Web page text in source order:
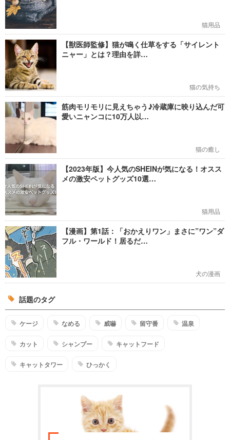
猫用品
【獣医師監修】猫が鳴く仕草をする「サイレント
ニャー」とは？理由を詳…
猫の気持ち
筋肉モリモリに見えちゃう♪冷蔵庫に映り込んだ可
愛いニャンコに10万人以…
猫の癒し
【2023年版】今人気のSHEINが気になる！オスス
メの激安ペットグッズ10選…
猫用品
【漫画】第1話：「おかえりワン」まさに”ワン”ダ
フル・ワールド！居るだ…
犬の漫画
話題のタグ
ケージ なめる 威嚇 留守番 温泉
カット シャンプー キャットフード
キャットタワー ひっかく